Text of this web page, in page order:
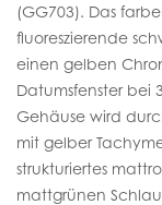
(GG703). Das
fluoreszierende
einen gelben
Datumsfenster bei
Gehäuse wird
mit gelber
strukturiertes
mattgrünen